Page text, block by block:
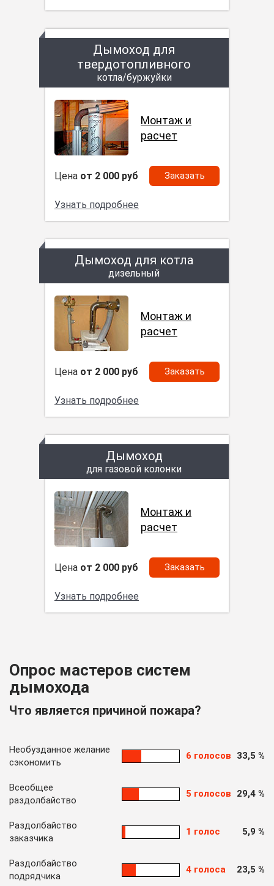
Дымоход для
твердотопливного
котла/буржуйки
Монтаж и
расчет
Цена от 2 000 руб Заказать
Узнать подробнее
Дымоход для котла
дизельный
Монтаж и
расчет
Цена от 2 000 руб Заказать
Узнать подробнее
Дымоход
для газовой колонки
Монтаж и
расчет
Цена от 2 000 руб Заказать
Узнать подробнее
Опрос мастеров систем
дымохода
Что является причиной пожара?
Необузданное желание
сэкономить
6 голосов 33,5 %
Всеобщее
раздолбайство
5 голосов 29,4 %
Раздолбайство
заказчика
1 голос 5,9 %
Раздолбайство
подрядчика
4 голоса 23,5 %